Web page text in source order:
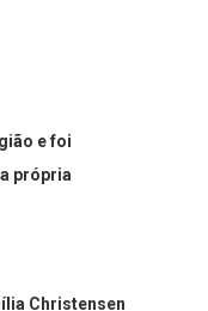
e foi
própria
Christensen